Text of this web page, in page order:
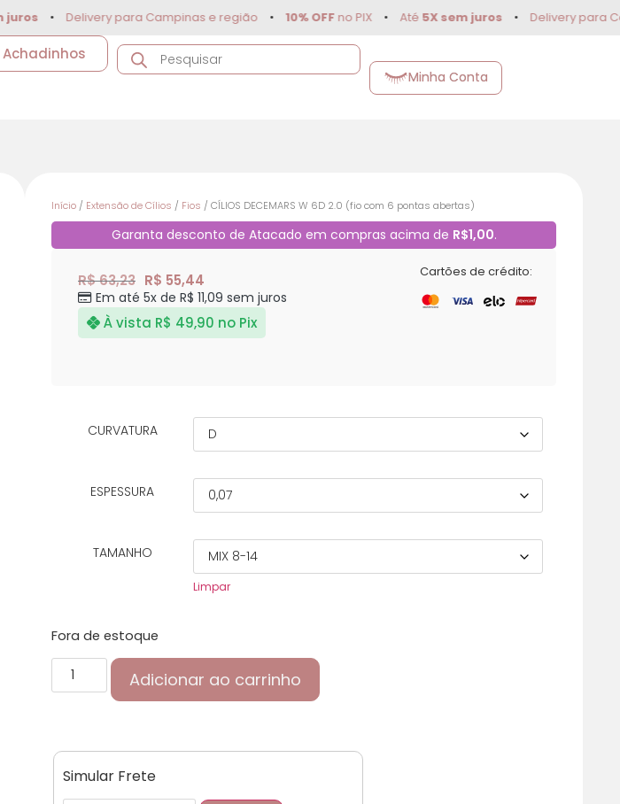
• Delivery para Campinas e região • 10% OFFno PIX • Até 5X sem juros • Delivery para
Achadinhos
Minha Conta
Início / Extensão de Cílios / Fios / CÍLIOS DECEMARS W 6D 2.0 (fio com 6 pontas abertas)
Garanta desconto de Atacado em compras acima de R$1,00.
Cartões de crédito:
R$ 63,23 R$ 55,44
Em até 5x de R$ 11,09 sem juros
À vista R$ 49,90 no Pix
CURVATURA
ESPESSURA
TAMANHO
Limpar
Fora de estoque
Adicionar ao carrinho
Simular Frete